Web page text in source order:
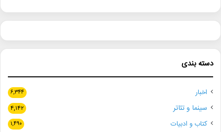
دسته بندی
اخبار ۶,۳۴۴
سینما و تئاتر ۴,۱۴۲
کتاب و ادبیات ۱,۴۹۰